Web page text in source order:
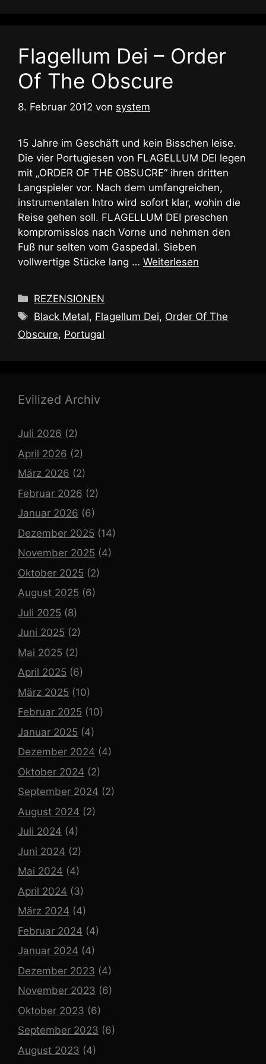
Flagellum Dei – Order
Of The Obscure
8. Februar 2012 von system
15 Jahre im Geschäft und kein Bisschen leise.
Die vier Portugiesen von FLAGELLUM DEI legen
mit „ORDER OF THE OBSUCRE“ ihren dritten
Langspieler vor. Nach dem umfangreichen,
instrumentalen Intro wird sofort klar, wohin die
Reise gehen soll. FLAGELLUM DEI preschen
kompromisslos nach Vorne und nehmen den
Fuß nur selten vom Gaspedal. Sieben
vollwertige Stücke lang … Weiterlesen
Kategorien
REZENSIONEN
Schlagwörter
Black Metal, Flagellum Dei, Order Of The
Obscure, Portugal
Evilized Archiv
Juli 2026 (2)
April 2026 (2)
März 2026 (2)
Februar 2026 (2)
Januar 2026 (6)
Dezember 2025 (14)
November 2025 (4)
Oktober 2025 (2)
August 2025 (6)
Juli 2025 (8)
Juni 2025 (2)
Mai 2025 (2)
April 2025 (6)
März 2025 (10)
Februar 2025 (10)
Januar 2025 (4)
Dezember 2024 (4)
Oktober 2024 (2)
September 2024 (2)
August 2024 (2)
Juli 2024 (4)
Juni 2024 (2)
Mai 2024 (4)
April 2024 (3)
März 2024 (4)
Februar 2024 (4)
Januar 2024 (4)
Dezember 2023 (4)
November 2023 (6)
Oktober 2023 (6)
September 2023 (6)
August 2023 (4)